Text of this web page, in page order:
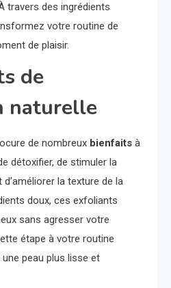
travers des ingrédients
votre routine de
de plaisir.
de
naturelle
de nombreux bienfaits à
détoxifier, de stimuler la
la texture de la
doux, ces exfoliants
sans agresser votre
étape à votre routine
peau plus lisse et